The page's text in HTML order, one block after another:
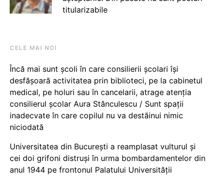
titularizabile
CELE MAI NOI
Încă mai sunt școli în care consilierii școlari își
desfășoară activitatea prin biblioteci, pe la cabinetul
medical, pe holuri sau în cancelarii, atrage atenția
consilierul școlar Aura Stănculescu / Sunt spații
inadecvate în care copilul nu va destăinui nimic
niciodată
Universitatea din București a reamplasat vulturul și
cei doi grifoni distruși în urma bombardamentelor din
anul 1944 pe frontonul Palatului Universității